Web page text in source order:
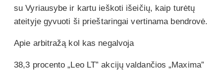
su Vyriausybe ir kartu ieškoti išeičių, kaip turėtų
ateityje gyvuoti ši prieštaringai vertinama bendrovė.
Apie arbitražą kol kas negalvoja
38,3 procento „Leo LT” akcijų valdančios „Maxima”